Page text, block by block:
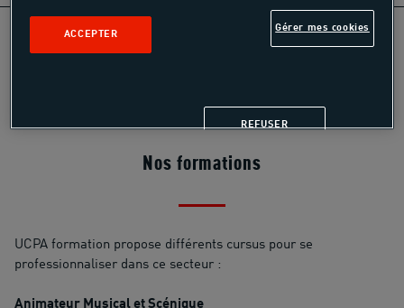
Nos formations
UCPA formation propose différents cursus pour se
professionnaliser dans ce secteur :
Animateur Musical et Scénique
Gérer mes cookies
REFUSER
ACCEPTER